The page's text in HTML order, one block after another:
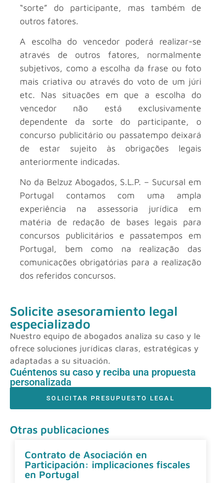
“sorte” do participante, mas também de
outros fatores.
A escolha do vencedor poderá realizar-se
através de outros fatores, normalmente
subjetivos, como a escolha da frase ou foto
mais criativa ou através do voto de um júri
etc. Nas situações em que a escolha do
vencedor não está exclusivamente
dependente da sorte do participante, o
concurso publicitário ou passatempo deixará
de estar sujeito às obrigações legais
anteriormente indicadas.
No da Belzuz Abogados, S.L.P. – Sucursal em
Portugal contamos com uma ampla
experiência na assessoria jurídica em
matéria de redação de bases legais para
concursos publicitários e passatempos em
Portugal, bem como na realização das
comunicações obrigatórias para a realização
dos referidos concursos.
Solicite asesoramiento legal
especializado
Nuestro equipo de abogados analiza su caso y le
ofrece soluciones jurídicas claras, estratégicas y
adaptadas a su situación.
Cuéntenos su caso y reciba una propuesta
personalizada
SOLICITAR PRESUPUESTO LEGAL
Otras publicaciones
Contrato de Asociación en
Participación: implicaciones fiscales
en Portugal